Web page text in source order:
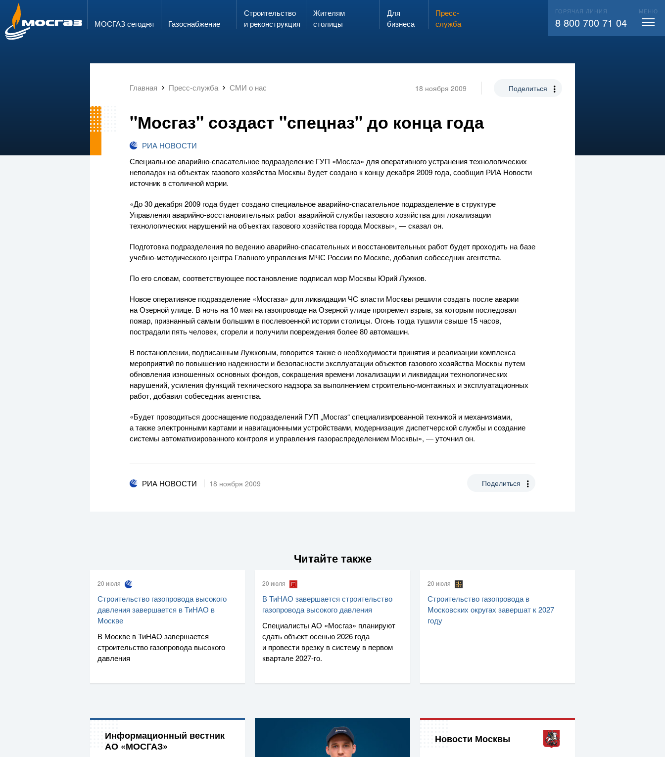
Запах газа?
ЗВОНИ 104 ВЫЗВАТЬ СЛЕСАРЯ
ГОРЯЧАЯ ЛИНИЯ
8 800 700 71 04 info@mos-gaz.ru
МОСГАЗ сегодня Газо­снабжение
Строительство
и реконструкция
Жителям
столицы
Для
бизнеса
Пресс-
служба
ГОРЯЧАЯ ЛИНИЯ
8 800 700 71 04
МЕНЮ
Главная Пресс-служба СМИ о нас 18 ноября 2009 Поделиться
"Мосгаз" создаст "спецназ" до конца года
РИА НОВОСТИ
Специальноеаварийно-спасательное подразделение ГУП «Мосгаз» для оперативного устранения технологических
неполадок на объектах газового хозяйства Москвы будет создано к концу декабря 2009 года, сообщил РИА Новости
источник в столичной мэрии.
«До 30 декабря 2009 года будет создано специальноеаварийно-спасательное подразделение в структуре
Управления аварийно-восстановительных работ аварийной службы газового хозяйства для локализации
технологических нарушений на объектах газового хозяйства города Москвы», — сказал он.
Подготовка подразделения по ведениюаварийно-спасательных и восстановительных работ будет проходить на базе
учебно-методического центра Главного управления МЧС России по Москве, добавил собеседник агентства.
По его словам, соответствующее постановление подписал мэр Москвы Юрий Лужков.
Новое оперативное подразделение «Мосгаза» для ликвидации ЧС власти Москвы решили создать после аварии
на Озерной улице. В ночь на 10 мая на газопроводе на Озерной улице прогремел взрыв, за которым последовал
пожар, признанный самым большим в послевоенной истории столицы. Огонь тогда тушили свыше 15 часов,
пострадали пять человек, сгорели и получили повреждения более 80 автомашин.
В постановлении, подписанным Лужковым, говорится также о необходимости принятия и реализации комплекса
мероприятий по повышению надежности и безопасности эксплуатации объектов газового хозяйства Москвы путем
обновления изношенных основных фондов, сокращения времени локализации и ликвидации технологических
нарушений, усиления функций технического надзора за выполнениемстроительно-монтажных и эксплуатационных
работ, добавил собеседник агентства.
«Будет проводиться дооснащение подразделений ГУП „Мосгаз“ специализированной техникой и механизмами,
а также электронными картами и навигационными устройствами, модернизация диспетчерской службы и создание
системы автоматизированного контроля и управления газораспределением Москвы», — уточнил он.
РИА НОВОСТИ 18 ноября 2009 Поделиться
Читайте также
20 июля
Строительство газопровода высокого
давления завершается в ТиНАО в
Москве
В Москве в ТиНАО завершается
строительство газопровода высокого
давления
20 июля
В ТиНАО завершается строительство
газопровода высокого давления
СпециалистыАО «Мосгаз» планируют
сдать объект осенью 2026 года
и провести врезку в систему в первом
квартале2027-го.
20 июля
Строительство газопровода в
Московских округах завершат к 2027
году
Информационный вестник
АО «МОСГАЗ»
Новости Москвы